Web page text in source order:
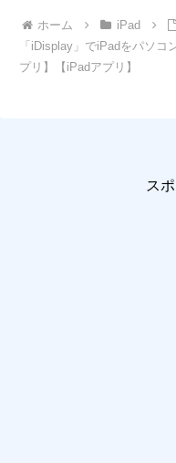
ホーム iPad
「iDisplay」でiPadをパソ
プリ】【iPadアプリ】
ス